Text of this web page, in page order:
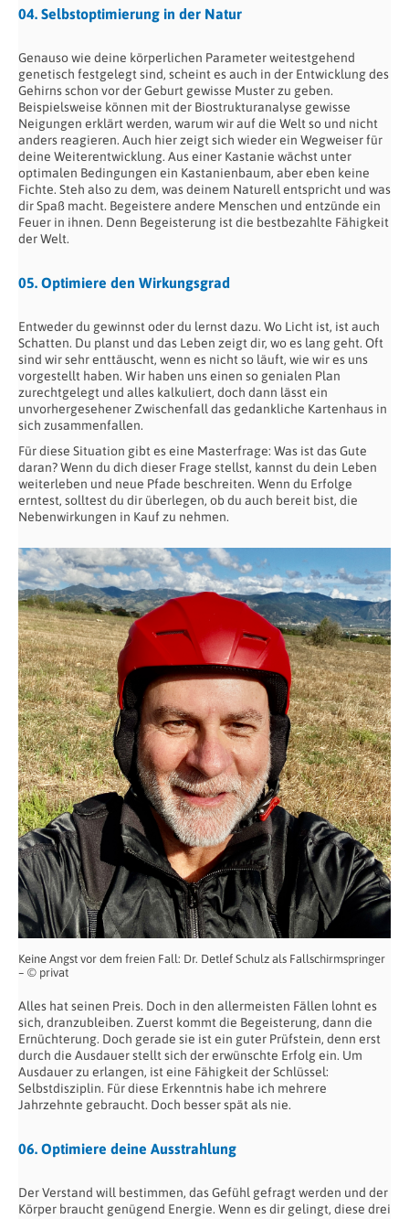
04. Selbstoptimierung in der Natur
Genauso wie deine körperlichen Parameter weitestgehend
genetisch festgelegt sind, scheint es auch in der Entwicklung des
Gehirns schon vor der Geburt gewisse Muster zu geben.
Beispielsweise können mit der Biostrukturanalyse gewisse
Neigungen erklärt werden, warum wir auf die Welt so und nicht
anders reagieren. Auch hier zeigt sich wieder ein Wegweiser für
deine Weiterentwicklung. Aus einer Kastanie wächst unter
optimalen Bedingungen ein Kastanienbaum, aber eben keine
Fichte. Steh also zu dem, was deinem Naturell entspricht und was
dir Spaß macht. Begeistere andere Menschen und entzünde ein
Feuer in ihnen. Denn Begeisterung ist die bestbezahlte Fähigkeit
der Welt.
05. Optimiere den Wirkungsgrad
Entweder du gewinnst oder du lernst dazu. Wo Licht ist, ist auch
Schatten. Du planst und das Leben zeigt dir, wo es lang geht. Oft
sind wir sehr enttäuscht, wenn es nicht so läuft, wie wir es uns
vorgestellt haben. Wir haben uns einen so genialen Plan
zurechtgelegt und alles kalkuliert, doch dann lässt ein
unvorhergesehener Zwischenfall das gedankliche Kartenhaus in
sich zusammenfallen.
Für diese Situation gibt es eine Masterfrage: Was ist das Gute
daran? Wenn du dich dieser Frage stellst, kannst du dein Leben
weiterleben und neue Pfade beschreiten. Wenn du Erfolge
erntest, solltest du dir überlegen, ob du auch bereit bist, die
Nebenwirkungen in Kauf zu nehmen.
Keine Angst vor dem freien Fall: Dr. Detlef Schulz als Fallschirmspringer
– © privat
Alles hat seinen Preis. Doch in den allermeisten Fällen lohnt es
sich, dranzubleiben. Zuerst kommt die Begeisterung, dann die
Ernüchterung. Doch gerade sie ist ein guter Prüfstein, denn erst
durch die Ausdauer stellt sich der erwünschte Erfolg ein. Um
Ausdauer zu erlangen, ist eine Fähigkeit der Schlüssel:
Selbstdisziplin. Für diese Erkenntnis habe ich mehrere
Jahrzehnte gebraucht. Doch besser spät als nie.
06. Optimiere deine Ausstrahlung
Der Verstand will bestimmen, das Gefühl gefragt werden und der
Körper braucht genügend Energie. Wenn es dir gelingt, diese drei